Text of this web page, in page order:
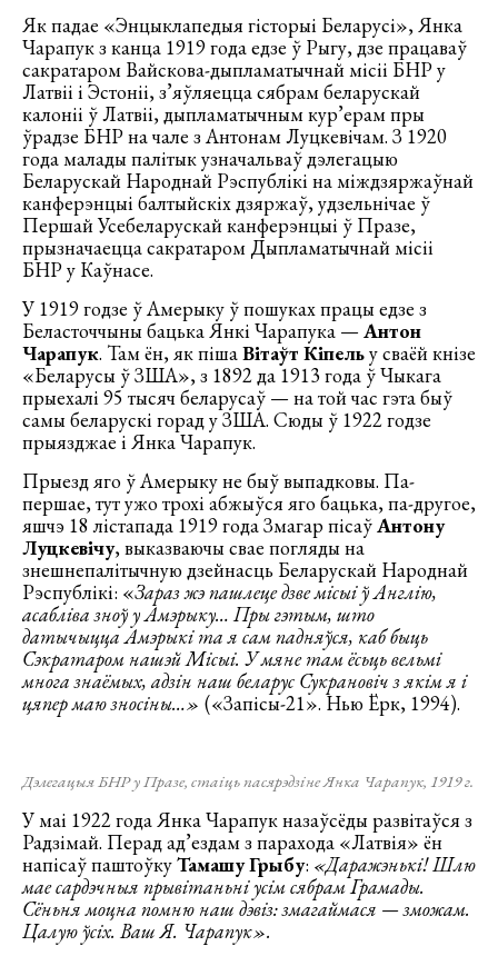
Як падае «Энцыклапедыя гісторыі Беларусі», Янка
Чарапук з канца 1919 года едзе ў Рыгу, дзе працаваў
сакратаром Вайскова-дыпламатычнай місіі БНР у
Латвіі і Эстоніі, з’яўляецца сябрам беларускай
калоніі ў Латвіі, дыпламатычным кур’ерам пры
ўрадзе БНР на чале з Антонам Луцкевічам. З 1920
года малады палітык узначальваў дэлегацыю
Беларускай Народнай Рэспублікі на міждзяржаўнай
канферэнцыі балтыйскіх дзяржаў, удзельнічае ў
Першай Усебеларускай канферэнцыі ў Празе,
прызначаецца сакратаром Дыпламатычнай місіі
БНР у Каўнасе.
У 1919 годзе ў Амерыку ў пошуках працы едзе з
Беласточчыны бацька Янкі Чарапука —Антон
Чарапук. Там ён, як пішаВітаўт Кіпельу сваёй кнізе
«Беларусы ў ЗША», з 1892 да 1913 года ў Чыкага
прыехалі 95 тысяч беларусаў — на той час гэта быў
самы беларускі горад у ЗША. Сюды ў 1922 годзе
прыязджае і Янка Чарапук.
Прыезд яго ў Амерыку не быў выпадковы. Па-
першае, тут ужо трохі абжыўся яго бацька, па-другое,
яшчэ 18 лістапада 1919 года Змагар пісаўАнтону
Луцкевічу, выказваючы свае погляды на
знешнепалітычную дзейнасць Беларускай Народнай
Рэспублікі: «Зараз жэ пашлеце дзве місыі ў Англію,
асабліва зноў у Амэрыку… Пры гэтым, што
датычыцца Амэрыкі та я сам падняўся, каб быць
Сэкратаром нашэй Місыі. У мяне там ёсьць вельмі
многа знаёмых, адзін наш беларус Сукрановіч з якім я і
цяпер маю зносіны…» («Запісы-21». Нью Ёрк, 1994).
Дэлегацыя БНР у Празе, стаіць пасярэдзіне Янка Чарапук, 1919 г.
У маі 1922 года Янка Чарапук назаўсёды развітаўся з
Радзімай. Перад ад’ездам з парахода «Латвія» ён
напісаў паштоўкуТамашу Грыбу: «Даражэнькі! Шлю
мае сардэчныя прывітаньні усім сябрам Грамады.
Сёньня моцна помню наш дэвіз: змагаймася — зможам.
Цалую ўсіх. Ваш Я. Чарапук».